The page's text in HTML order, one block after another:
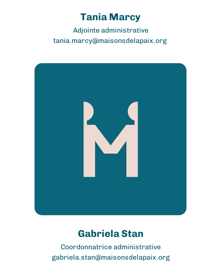
Tania Marcy
Adjointe administrative
tania.marcy@maisonsdelapaix.org
Gabriela Stan
Coordonnatrice administrative
gabriela.stan@maisonsdelapaix.org